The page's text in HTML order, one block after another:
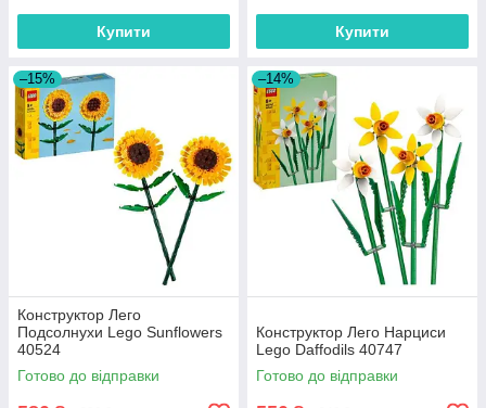
Купити Купити
–15%
Конструктор Лего
Подсолнухи Lego Sunflowers
40524
Готово до відправки
–14%
Конструктор Лего Нарциси
Lego Daffodils 40747
Готово до відправки